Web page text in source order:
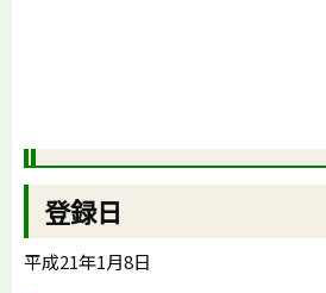
登録日
平成21年1月8日